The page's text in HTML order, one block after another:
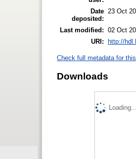
Date
deposited:
23 Oct
Last modified: 02 Oct
URI:
http://
Check full metadata for
Downloads
Loading...